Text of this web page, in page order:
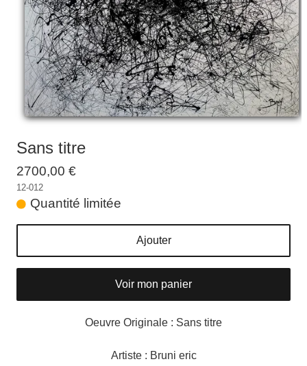
Boutique
Contact
Newsletter
BLOG
Français
Sans titre
2700,00 €
12-012
Quantité limitée
Ajouter
Voir mon panier
Oeuvre Originale : Sans titre
Artiste : Bruni eric